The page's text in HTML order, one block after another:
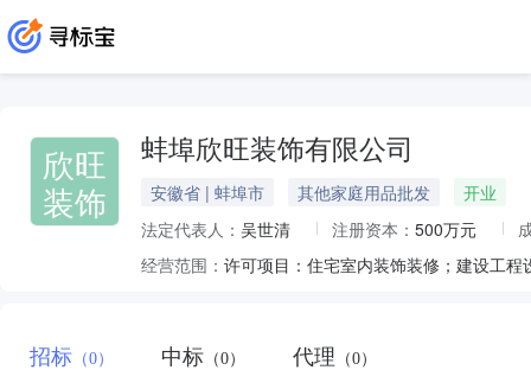
欣旺
装饰
蚌埠欣旺装饰有限公司
安徽省 | 蚌埠市 其他家庭用品批发
开业
法定代表人： 吴世清 注册资本： 500万元
经营范围：
招标 （0） 中标 （0） 代理 （0）